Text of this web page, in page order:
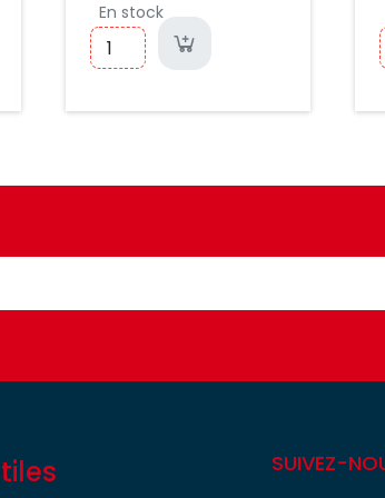
En stock
SUIVEZ-